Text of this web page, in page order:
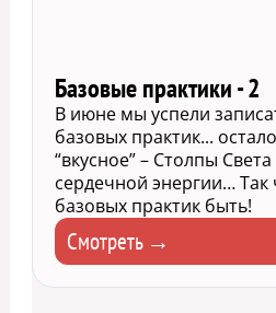
Базовые практики - 2
В июне мы успели
базовых практик...
“вкусное” – Столпы
сердечной энергии… Так
базовых практик быть!
Смотреть →